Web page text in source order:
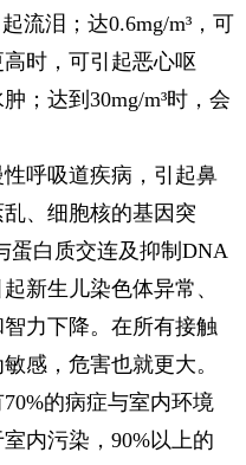
流泪；达0.6mg/m³，可
时，可引起恶心呕
；达到30mg/m³时，会
呼吸道疾病，引起鼻
、细胞核的基因突
蛋白质交连及抑制DNA
新生儿染色体异常、
力下降。在所有接触
感，危害也就更大。
的病症与室内环境
内污染，90%以上的